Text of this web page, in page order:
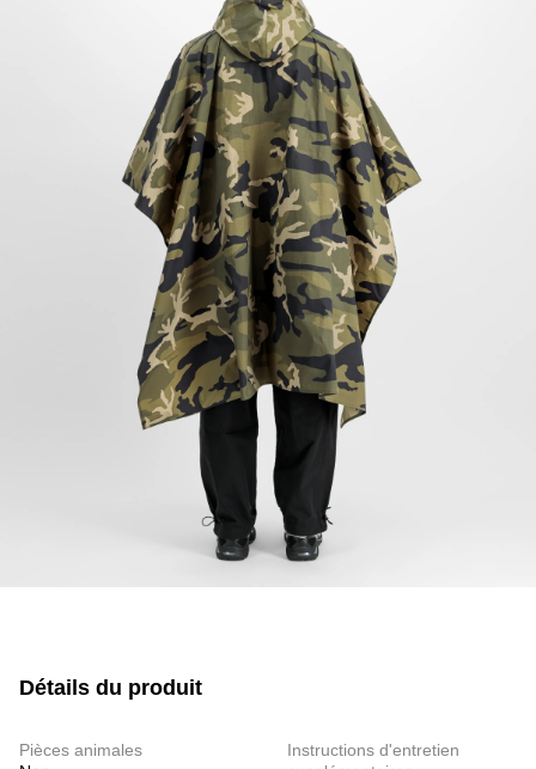
Détails du produit
Pièces animales
Instructions d'entretien